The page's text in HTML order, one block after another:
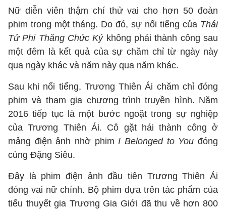
Nữ diễn viên thậm chí thử vai cho hơn 50 đoàn
phim trong một tháng. Do đó, sự nổi tiếng của Thái
Tử Phi Thăng Chức Kýkhông phải thành công sau
một đêm là kết quả của sự chăm chỉ từ ngày này
qua ngày khác và năm này qua năm khác.
Sau khi nổi tiếng, Trương Thiên Ái chăm chỉ đóng
phim và tham gia chương trình truyền hình. Năm
2016 tiếp tục là một bước ngoặt trong sự nghiệp
của Trương Thiên Ái. Cô gặt hái thành công ở
mảng điện ảnh nhờ phimI Belonged to You đóng
cùng Đặng Siêu.
Đây là phim điện ảnh đầu tiên Trương Thiên Ái
đóng vai nữ chính. Bộ phim dựa trên tác phẩm của
tiểu thuyết gia Trương Gia Giới đã thu về hơn 800